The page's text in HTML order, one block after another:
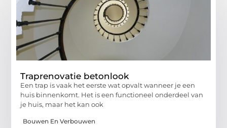
Traprenovatie betonlook
Een trap is vaak het eerste wat opvalt wanneer je een
huis binnenkomt. Het is een functioneel onderdeel van
je huis, maar het kan ook
Bouwen En Verbouwen